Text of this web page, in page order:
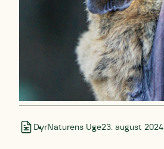
DyrNaturens Uge23. august 2024